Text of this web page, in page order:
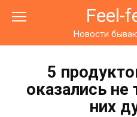
Feel-
Новости
5
оказались
них